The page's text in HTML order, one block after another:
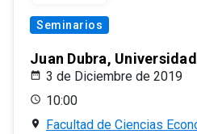
Seminarios
Juan Dubra,
3 de Diciembre de 2019
10:00
Facultad de Ciencias